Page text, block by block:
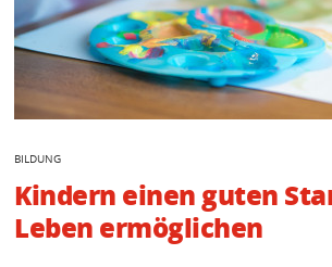
BILDUNG
Kindern einen guten
Leben ermöglichen